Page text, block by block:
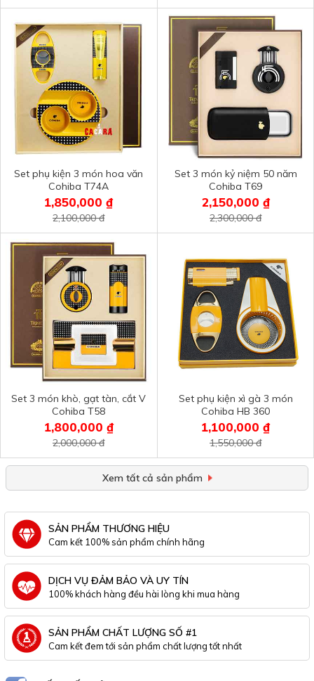
Set phụ kiện 3 món hoa văn
Cohiba T74A
1,850,000 ₫
2,100,000 đ
Set 3 món kỷ niệm 50 năm
Cohiba T69
2,150,000 ₫
2,300,000 đ
Set 3 món khò, gạt tàn, cắt V
Cohiba T58
1,800,000 ₫
2,000,000 đ
Set phụ kiện xì gà 3 món
Cohiba HB 360
1,100,000 ₫
1,550,000 đ
Xem tất cả sản phẩm
SẢN PHẨM THƯƠNG HIỆU
Cam kết 100% sản phẩm chính hãng
DỊCH VỤ ĐẢM BẢO VÀ UY TÍN
100% khách hàng đều hài lòng khi mua hàng
SẢN PHẨM CHẤT LƯỢNG SỐ #1
Cam kết đem tới sản phẩm chất lượng tốt nhất